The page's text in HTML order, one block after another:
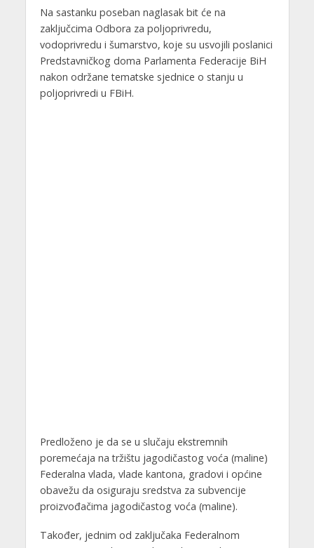
Na sastanku poseban naglasak bit će na
zaključcima Odbora za poljoprivredu,
vodoprivredu i šumarstvo, koje su usvojili poslanici
Predstavničkog doma Parlamenta Federacije BiH
nakon održane tematske sjednice o stanju u
poljoprivredi u FBiH.
Predloženo je da se u slučaju ekstremnih
poremećaja na tržištu jagodičastog voća (maline)
Federalna vlada, vlade kantona, gradovi i općine
obavežu da osiguraju sredstva za subvencije
proizvođačima jagodičastog voća (maline).
Također, jednim od zaključaka Federalnom